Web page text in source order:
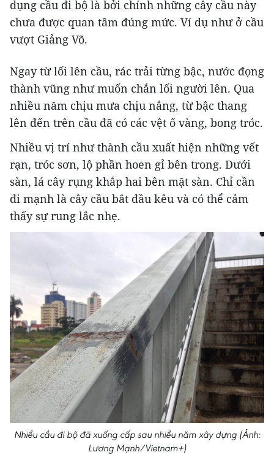
dụng cầu đi bộ là bởi chính những cây cầu này
chưa được quan tâm đúng mức. Ví dụ như ở cầu
vượt Giảng Võ.
Ngay từ lối lên cầu, rác trải từng bậc, nước đọng
thành vũng như muốn chắn lối người lên. Qua
nhiều năm chịu mưa chịu nắng, từ bậc thang
lên đến trên cầu đã có các vệt ố vàng, bong tróc.
Nhiều vị trí như thành cầu xuất hiện những vết
rạn, tróc sơn, lộ phần hoen gỉ bên trong. Dưới
sàn, lá cây rụng khắp hai bên mặt sàn. Chỉ cần
đi mạnh là cây cầu bắt đầu kêu và có thể cảm
thấy sự rung lắc nhẹ.
Nhiều cầu đi bộ đã xuống cấp sau nhiều năm xây dựng (Ảnh:
Lương Mạnh/Vietnam+)